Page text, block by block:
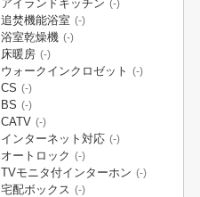
アイランドキッチン (-)
追焚機能浴室 (-)
浴室乾燥機 (-)
床暖房 (-)
ウォークインクロゼット (-)
CS (-)
BS (-)
CATV (-)
インターネット対応 (-)
オートロック (-)
TVモニタ付インターホン (-)
宅配ボックス (-)